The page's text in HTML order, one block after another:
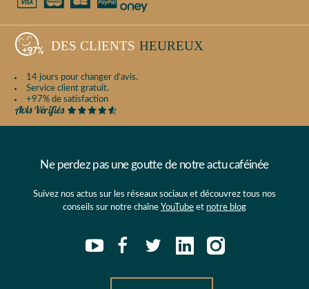
DES CLIENTS HEUREUX
14 jours pour changer d'avis.
Service client gratuit.
+97% de satisfaction
Ne perdez pas une goutte de notre actu caféinée
Suivez nos actus sur les réseaux sociaux et découvrez tous nos
conseils sur notre chaîne YouTube et notre blog